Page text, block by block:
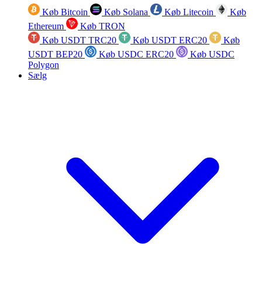
Køb Bitcoin Køb Solana Køb Litecoin
Køb
Ethereum
Køb TRON
Køb USDT TRC20
Køb USDT ERC20
Køb
USDT BEP20
Køb USDC ERC20
Køb USDC
Polygon
Sælg